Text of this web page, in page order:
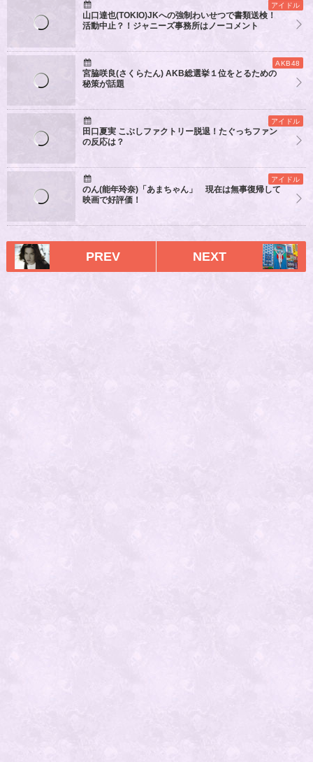
アイドル
山口達也(TOKIO)JKへの強制わいせつで書類送検！
活動中止？！ジャニーズ事務所はノーコメント
AKB48
宮脇咲良(さくらたん) AKB総選挙１位をとるための
秘策が話題
アイドル
田口夏実 こぶしファクトリー脱退！たぐっちファン
の反応は？
アイドル
のん(能年玲奈)「あまちゃん」 現在は無事復帰して
映画で好評価！
PREV NEXT